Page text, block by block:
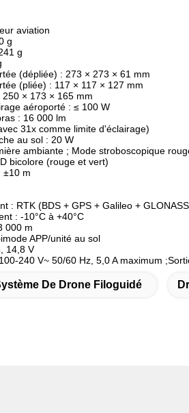
aviation
g
g
(dépliée) : 273 × 273 × 61 mm
(pliée) : 117 × 117 × 127 mm
× 173 × 165 mm
aéroporté : ≤ 100 W
: 16 000 lm
31x comme limite d'éclairage)
au sol : 20 W
ambiante ; Mode stroboscopique
bicolore (rouge et vert)
±10 m
: RTK (BDS + GPS + Galileo +
: -10°C à +40°C
000 m
APP/unité au sol
14,8 V
240 V~ 50/60 Hz, 5,0 A maximum ;
De Drone Filoguidé